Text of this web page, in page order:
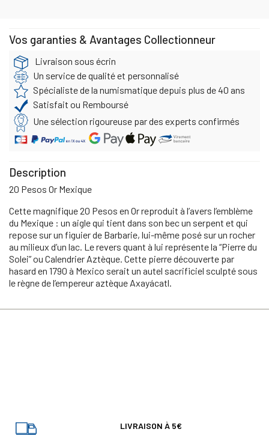
Vos garanties & Avantages Collectionneur
Livraison sous écrin
Un service de qualité et personnalisé
Spécialiste de la numismatique depuis plus de 40 ans
Satisfait ou Remboursé
Une sélection rigoureuse par des experts confirmés
Description
20 Pesos Or Mexique
Cette magnifique 20 Pesos en Or reproduit à l’avers l’emblème
du Mexique : un aigle qui tient dans son bec un serpent et qui
repose sur un figuier de Barbarie, lui-même posé sur un rocher
au milieux d’un lac. Le revers quant à lui représente la “Pierre du
Solei” ou Calendrier Aztèque. Cette pierre découverte par
hasard en 1790 à Mexico serait un autel sacrificiel sculpté sous
le règne de l’empereur aztèque Axayácatl.
LIVRAISON À 5€